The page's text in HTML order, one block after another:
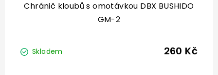
Chránič kloubů s omotávkou DBX BUSHIDO
GM-2
Skladem 260 Kč